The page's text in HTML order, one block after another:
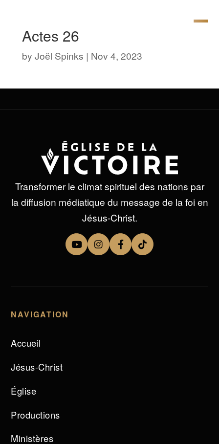
Actes 26
by Joël Spinks | Nov 4, 2023
Transformer le climat spirituel des nations par
la diffusion médiatique du message de la foi en
Jésus-Christ.
NAVIGATION
Accueil
Jésus-Christ
Église
Productions
Ministères